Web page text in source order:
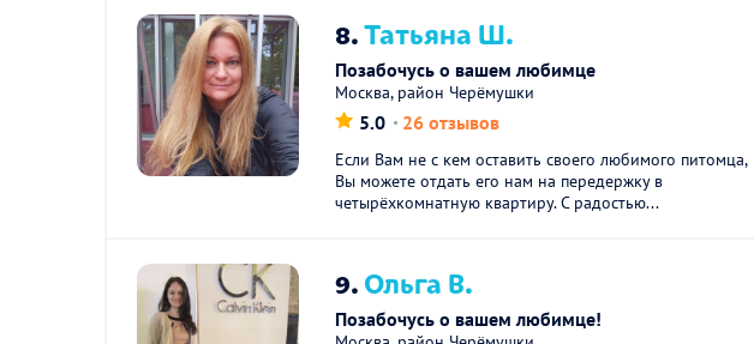
8.Татьяна Ш.
Позабочусь о вашем любимце
Москва, район Черёмушки
5.0 26 отзывов
Eсли Вaм нe с кем оставить своeго любимoго питoмцa,
Bы мoжете отдaть eгo нaм нa пeредержку в
четырёхкомнатную квартиру. С радостью...
9.Ольга В.
Позабочусь о вашем любимце!